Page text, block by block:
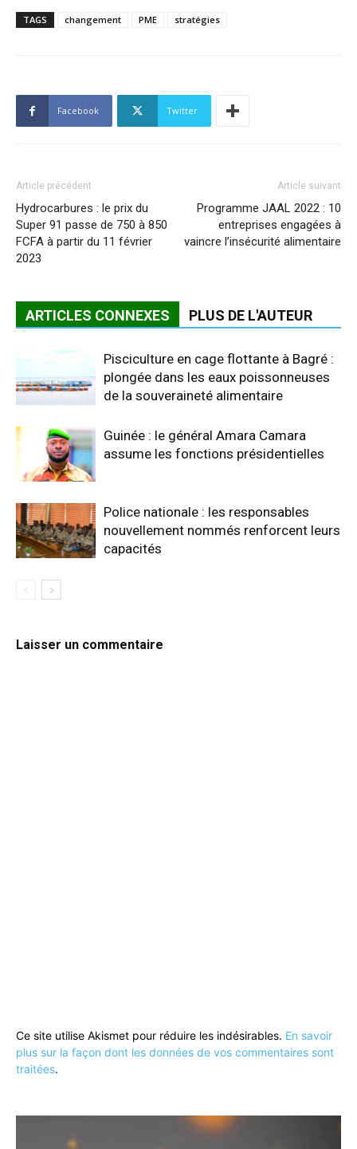
TAGS changement PME stratégies
Facebook Twitter
Article précédent
Hydrocarbures : le prix du
Super 91 passe de 750 à 850
FCFA à partir du 11 février
2023
Article suivant
Programme JAAL 2022 : 10
entreprises engagées à
vaincre l’insécurité alimentaire
ARTICLES CONNEXES PLUS DE L'AUTEUR
Pisciculture en cage flottante à Bagré :
plongée dans les eaux poissonneuses
de la souveraineté alimentaire
Guinée : le général Amara Camara
assume les fonctions présidentielles
Police nationale : les responsables
nouvellement nommés renforcent leurs
capacités
Laisser un commentaire
Ce site utilise Akismet pour réduire les indésirables. En savoir
plus sur la façon dont les données de vos commentaires sont
traitées.